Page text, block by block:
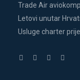
Trade Air
Letovi unutar
Usluge charter